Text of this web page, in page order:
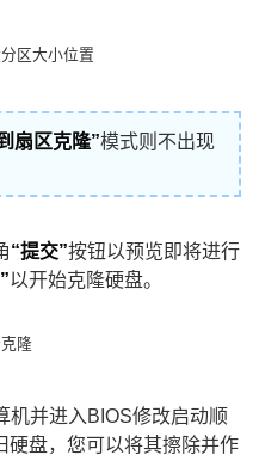
扇区克隆”模式则不出现
“提交”按钮以预览即将进行
以开始克隆硬盘。
机并进入BIOS修改启动顺
硬盘，您可以将其擦除并作